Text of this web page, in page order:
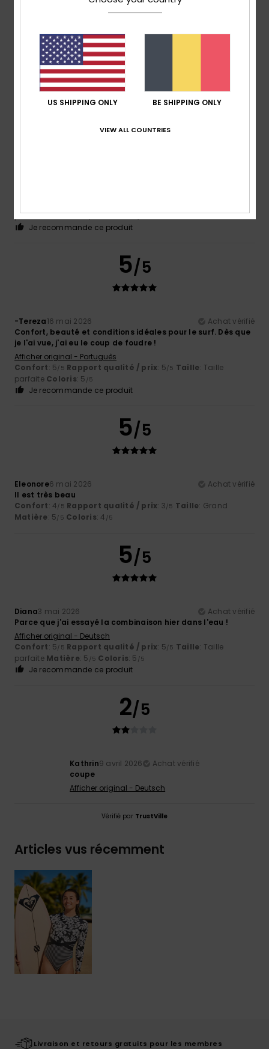
ANNEMARIE5 juin 2026
Achat vérifié
Produit original et fantaisie
Confort: 5/5 Rapport qualité / prix
parfaiteMatière: 5/5 Coloris
Je recommande ce produit
parfaiteMatière: 4 Coloris: 5
Je recommande ce produit
5/5
-Tereza16 mai 2026
Achat vérifié
Confort, beauté et conditions idéales pour le surf. Dès que
je l'ai vue, j'ai eu le coup de foudre !
Afficher original - Português
Confort: 5/5 Rapport qualité / prix: 5/5 Taille: Taille
parfaite Coloris: 5 /5
Je recommande ce produit
5/5
Eleonore6 mai 2026
Achat vérifié
Il est très beau
Confort: 4/5 Rapport qualité / prix: 3/5 Taille: Grand
Matière: 5/5 Coloris: 4 /5
5/5
Diana3 mai 2026
Achat vérifié
Parce que j'ai essayé la combinaison hier dans l'eau !
Afficher original - Deutsch
Confort: 5/5 Rapport qualité / prix: 5/5 Taille: Taille
parfaite Matière: 5 /5 Coloris: 5 /5
Je recommande ce produit
2/5
Kathrin9 avril 2026
Achat vérifié
coupe
Afficher original - Deutsch
Vérifié par TrustVille
Articles vus récemment
Livraison et retours gratuits pour les membres
US SHIPPING ONLY BE SHIPPING ONLY
VIEW ALL COUNTRIES